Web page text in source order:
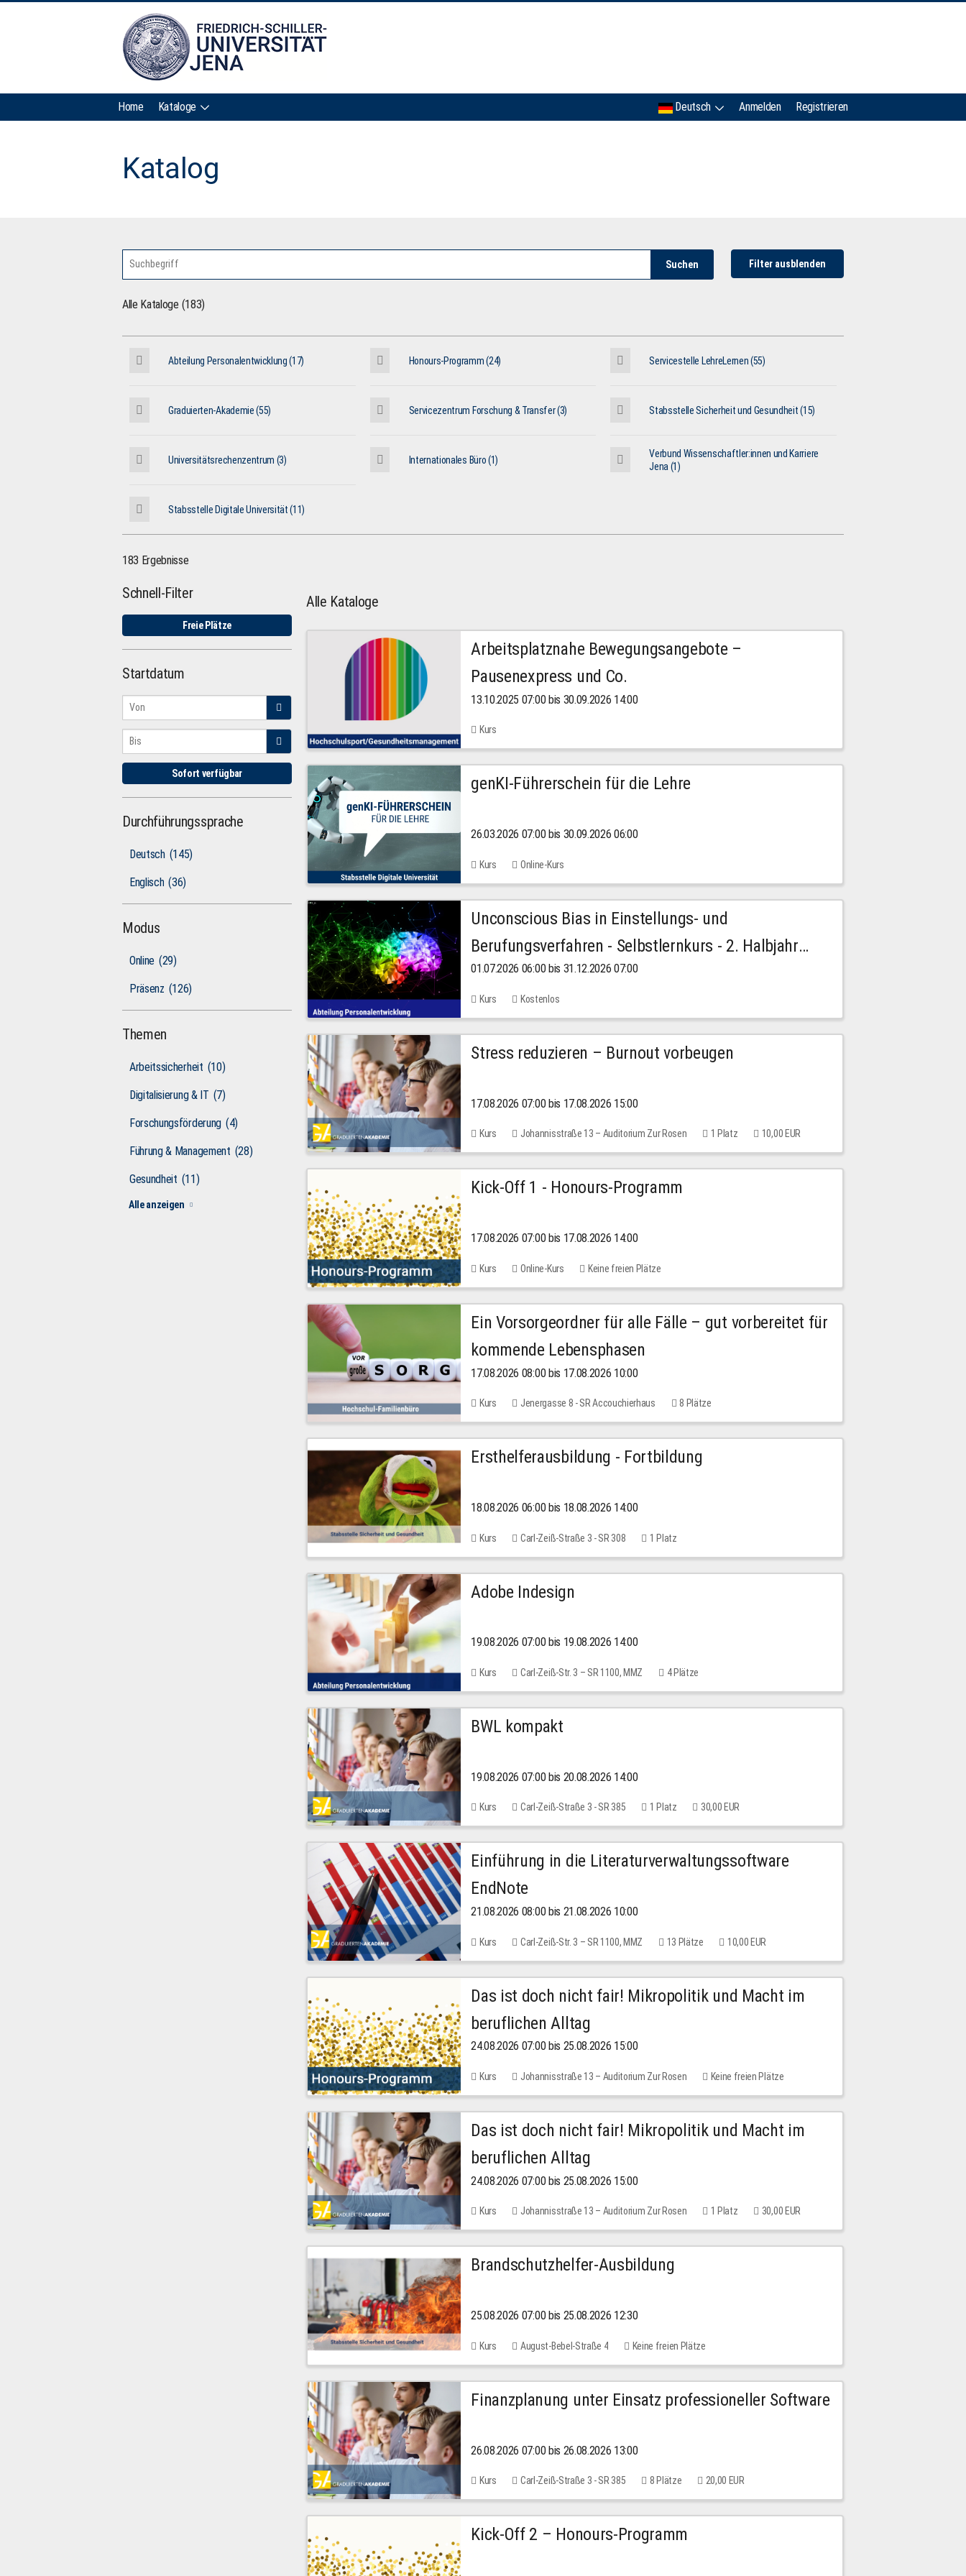
Home Kataloge Deutsch Anmelden Registrieren
Katalog
Suchen Filter ausblenden
Alle Kataloge (183)
Abteilung Personalentwicklung (17) Honours-Programm (24) Servicestelle LehreLernen (55)
Graduierten-Akademie (55) Servicezentrum Forschung & Transfer (3) Stabsstelle Sicherheit und Gesundheit (15)
Universitätsrechenzentrum (3) Internationales Büro (1)
Verbund Wissenschaftler:innen und Karriere
Jena (1)
Stabsstelle Digitale Universität (11)
183 Ergebnisse
Schnell-Filter
Freie Plätze
Startdatum
Sofort verfügbar
Durchführungssprache
Deutsch (145)
Englisch (36)
Modus
Online (29)
Präsenz (126)
Themen
Arbeitssicherheit (10)
Digitalisierung & IT (7)
Forschungsförderung (4)
Führung & Management (28)
Gesundheit (11)
Alle anzeigen
Alle Kataloge
Arbeitsplatznahe Bewegungsangebote –
Pausenexpress und Co.
13.10.2025 07:00 bis 30.09.2026 14:00
Kurs
genKI-Führerschein für die Lehre
26.03.2026 07:00 bis 30.09.2026 06:00
Kurs Online-Kurs
Unconscious Bias in Einstellungs- und
Berufungsverfahren - Selbstlernkurs - 2. Halbjahr
2026
01.07.2026 06:00 bis 31.12.2026 07:00
Kurs Kostenlos
Stress reduzieren – Burnout vorbeugen
17.08.2026 07:00 bis 17.08.2026 15:00
Kurs Johannisstraße 13 – Auditorium Zur Rosen 1 Platz 10,00 EUR
Kick-Off 1 - Honours-Programm
17.08.2026 07:00 bis 17.08.2026 14:00
Kurs Online-Kurs Keine freien Plätze
Ein Vorsorgeordner für alle Fälle – gut vorbereitet für
kommende Lebensphasen
17.08.2026 08:00 bis 17.08.2026 10:00
Kurs Jenergasse 8 - SR Accouchierhaus 8 Plätze
Ersthelferausbildung - Fortbildung
18.08.2026 06:00 bis 18.08.2026 14:00
Kurs Carl-Zeiß-Straße 3 - SR 308 1 Platz
Adobe Indesign
19.08.2026 07:00 bis 19.08.2026 14:00
Kurs Carl-Zeiß-Str. 3 – SR 1100, MMZ 4 Plätze
BWL kompakt
19.08.2026 07:00 bis 20.08.2026 14:00
Kurs Carl-Zeiß-Straße 3 - SR 385 1 Platz 30,00 EUR
Einführung in die Literaturverwaltungssoftware
EndNote
21.08.2026 08:00 bis 21.08.2026 10:00
Kurs Carl-Zeiß-Str. 3 – SR 1100, MMZ 13 Plätze 10,00 EUR
Das ist doch nicht fair! Mikropolitik und Macht im
beruflichen Alltag
24.08.2026 07:00 bis 25.08.2026 15:00
Kurs Johannisstraße 13 – Auditorium Zur Rosen Keine freien Plätze
Das ist doch nicht fair! Mikropolitik und Macht im
beruflichen Alltag
24.08.2026 07:00 bis 25.08.2026 15:00
Kurs Johannisstraße 13 – Auditorium Zur Rosen 1 Platz 30,00 EUR
Brandschutzhelfer-Ausbildung
25.08.2026 07:00 bis 25.08.2026 12:30
Kurs August-Bebel-Straße 4 Keine freien Plätze
Finanzplanung unter Einsatz professioneller Software
26.08.2026 07:00 bis 26.08.2026 13:00
Kurs Carl-Zeiß-Straße 3 - SR 385 8 Plätze 20,00 EUR
Kick-Off 2 – Honours-Programm